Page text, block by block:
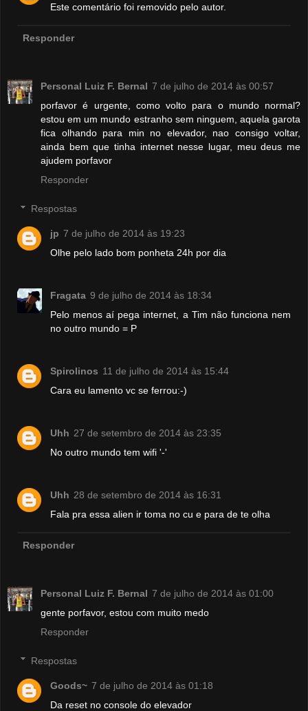
Este comentário foi removido pelo autor.
Responder
Personal Luiz F. Bernal 7 de julho de 2014 às 00:57
porfavor é urgente, como volto para o mundo normal?
estou em um mundo estranho sem ninguem, aquela garota
fica olhando para min no elevador, nao consigo voltar,
ainda bem que tinha internet nesse lugar, meu deus me
ajudem porfavor
Responder
Respostas
jp 7 de julho de 2014 às 19:23
Olhe pelo lado bom ponheta 24h por dia
Fragata 9 de julho de 2014 às 18:34
Pelo menos aí pega internet, a Tim não funciona nem
no outro mundo = P
Spirolinos 11 de julho de 2014 às 15:44
Cara eu lamento vc se ferrou:-)
Uhh 27 de setembro de 2014 às 23:35
No outro mundo tem wifi '-'
Uhh 28 de setembro de 2014 às 16:31
Fala pra essa alien ir toma no cu e para de te olha
Responder
Personal Luiz F. Bernal 7 de julho de 2014 às 01:00
gente porfavor, estou com muito medo
Responder
Respostas
Goods~ 7 de julho de 2014 às 01:18
Da reset no console do elevador